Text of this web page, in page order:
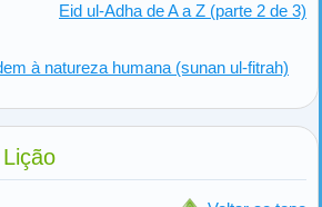
à natureza humana (sunan ul-fitrah)
Eid ul-Adha de A a Z (parte 2 de 3)